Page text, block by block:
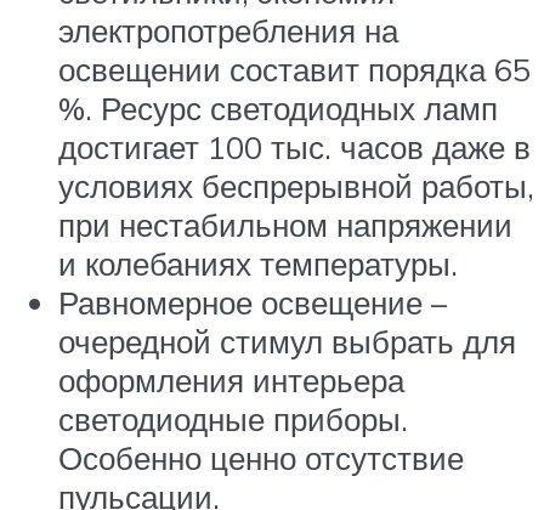
электропотребления на
освещении составит порядка 65
%. Ресурс светодиодных ламп
достигает 100 тыс. часов даже в
условиях беспрерывной работы,
при нестабильном напряжении
и колебаниях температуры.
Равномерное освещение –
очередной стимул выбрать для
оформления интерьера
светодиодные приборы.
Особенно ценно отсутствие
пульсации.